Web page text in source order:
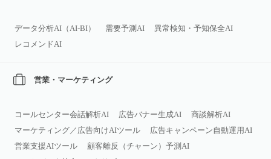
データ分析AI（AI‑BI） 需要予測AI
異常検知・予知保全AI
レコメンドAI
営業・マーケティング
コールセンター会話解析AI 広告バナー生成AI
商談解析AI
マーケティング／広告向けAIツール
広告キャンペーン自動運用AI
営業支援AIツール
顧客離反（チャーン）予測AI